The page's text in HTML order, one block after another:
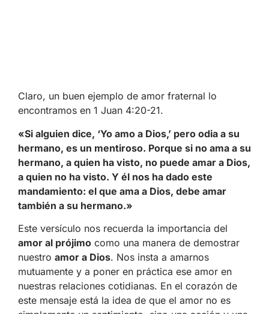
Claro, un buen ejemplo de amor fraternal lo
encontramos en 1 Juan 4:20-21.
«Si alguien dice, ‘Yo amo a Dios,’ pero odia a su
hermano, es un mentiroso. Porque si no ama a su
hermano, a quien ha visto, no puede amar a Dios,
a quien no ha visto. Y él nos ha dado este
mandamiento: el que ama a Dios, debe amar
también a su hermano.»
Este versículo nos recuerda la importancia del
amor al prójimo como una manera de demostrar
nuestro amor a Dios. Nos insta a amarnos
mutuamente y a poner en práctica ese amor en
nuestras relaciones cotidianas. En el corazón de
este mensaje está la idea de que el amor no es